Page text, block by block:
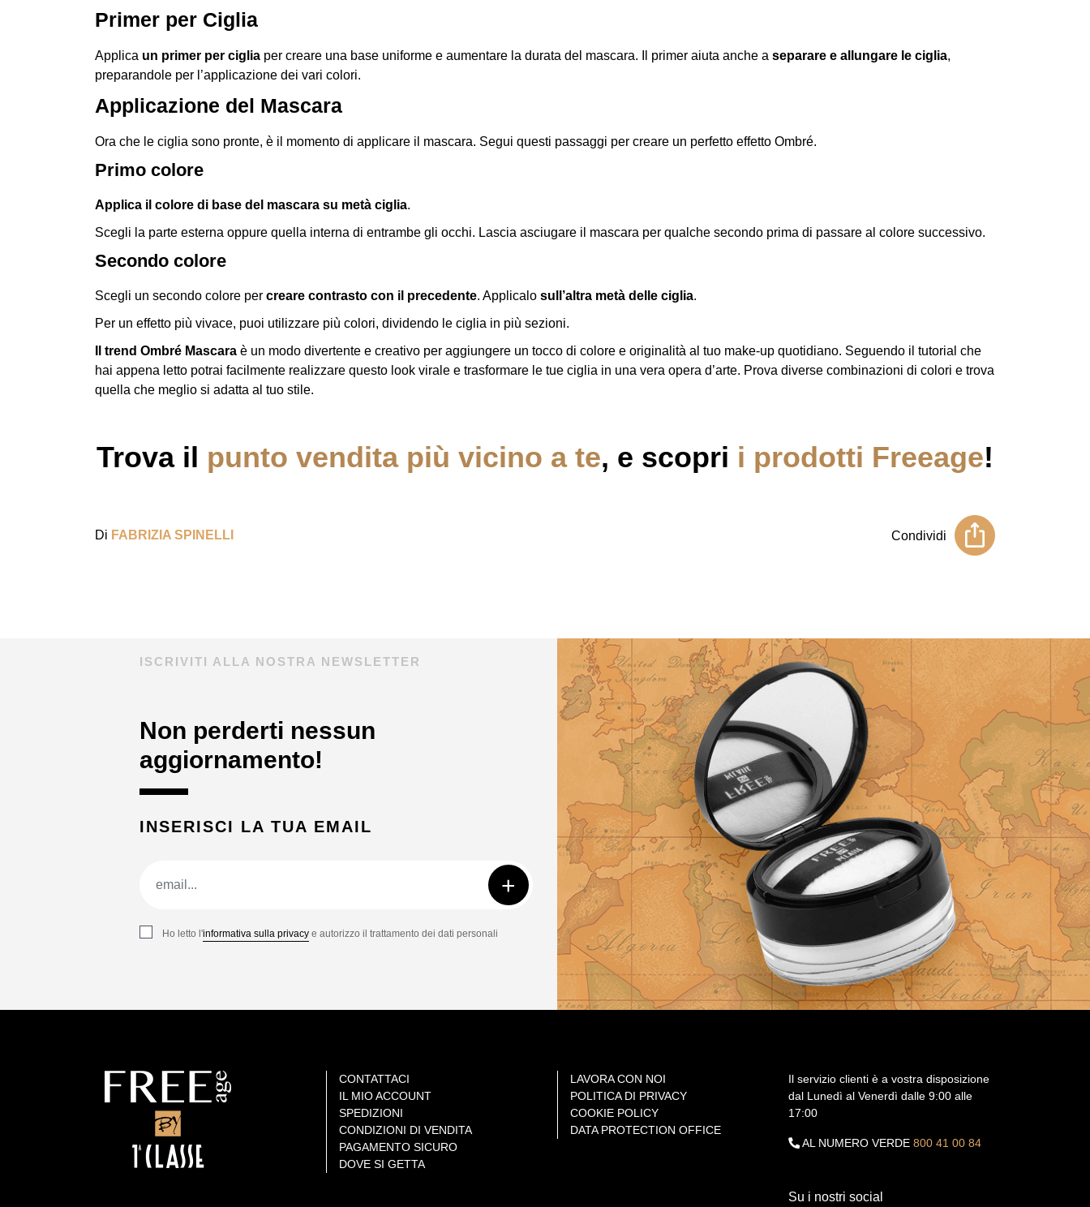
Primer per Ciglia
Applica un primer per ciglia per creare una base uniforme e aumentare la durata del mascara. Il primer aiuta anche a separare e allungare le ciglia,
preparandole per l’applicazione dei vari colori.
Applicazione del Mascara
Ora che le ciglia sono pronte, è il momento di applicare il mascara. Segui questi passaggi per creare un perfetto effetto Ombré.
Primo colore
Applica il colore di base del mascara su metà ciglia.
Scegli la parte esterna oppure quella interna di entrambe gli occhi. Lascia asciugare il mascara per qualche secondo prima di passare al colore successivo.
Secondo colore
Scegli un secondo colore per creare contrasto con il precedente. Applicalo sull’altra metà delle ciglia.
Per un effetto più vivace, puoi utilizzare più colori, dividendo le ciglia in più sezioni.
Il trend Ombré Mascara è un modo divertente e creativo per aggiungere un tocco di colore e originalità al tuo make-up quotidiano. Seguendo il tutorial che
hai appena letto potrai facilmente realizzare questo look virale e trasformare le tue ciglia in una vera opera d’arte. Prova diverse combinazioni di colori e trova
quella che meglio si adatta al tuo stile.
Trova il punto vendita più vicino a te, e scopri i prodotti Freeage!
Di FABRIZIA SPINELLI Condividi
ISCRIVITI ALLA NOSTRA NEWSLETTER
Non perderti nessun
aggiornamento!
INSERISCI LA TUA EMAIL
+
Ho letto l'informativa sulla privacye autorizzo il trattamento dei dati personali
CONTATTACI
IL MIO ACCOUNT
SPEDIZIONI
CONDIZIONI DI VENDITA
PAGAMENTO SICURO
DOVE SI GETTA
LAVORA CON NOI
POLITICA DI PRIVACY
COOKIE POLICY
DATA PROTECTION OFFICE
Il servizio clienti è a vostra disposizione
dal Lunedì al Venerdì dalle 9:00 alle
17:00
AL NUMERO VERDE 800 41 00 84
Su i nostri social